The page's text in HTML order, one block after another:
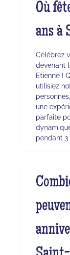
Où
ans à
Célébrez
devenant
Etienne !
utilisiez
une
parfaite
pendant 3